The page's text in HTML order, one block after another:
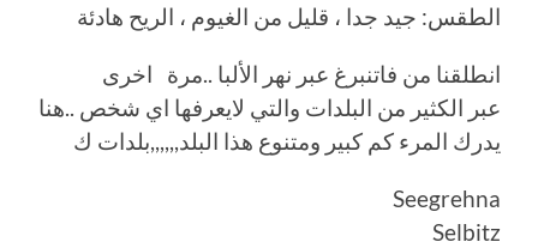
الطقس: جيد جدا ، قليل من الغيوم ، الريح هادئة
انطلقنا من فاتنبرغ عبر نهر الألبا ..مرة اخرى
عبر الكثير من البلدات والتي لايعرفها اي شخص ..هنا
يدرك المرء كم كبير ومتنوع هذا البلد,,,,,,بلدات ك
Seegrehna
Selbitz